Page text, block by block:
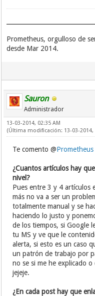
Prometheus, orgulloso de
desde Mar 2014.
Sauron
Administrador
13-03-2014, 02:35 AM
(Última modificación: 13-03-2014,
Te comento @Prometheus
¿Cuantos artículos hay
nivel?
Pues entre 3 y 4 artículos
más no va a ser un
totalmente manual y se
haciendo lo justo y
de los tiempos, si Google
tu MS y ve que le
alerta, si esto es un caso
un patrón de trabajo por
no se si me he explicado
jejeje.
¿En cada post hay que